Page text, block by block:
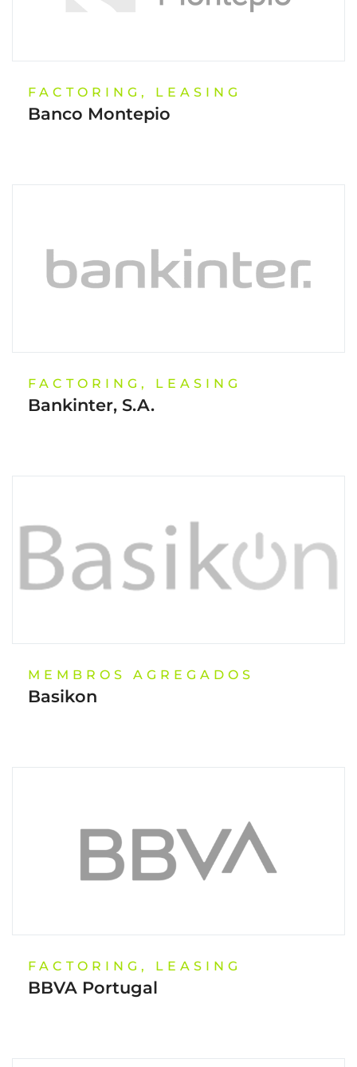
FACTORING, LEASING
Banco Montepio
FACTORING, LEASING
Bankinter, S.A.
MEMBROS AGREGADOS
Basikon
FACTORING, LEASING
BBVA Portugal